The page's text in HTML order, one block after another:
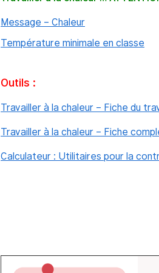
Message – Chaleur
Température minimale en classe
Outils :
Travailler à la chaleur – Fiche du
Travailler à la chaleur – Fiche
Calculateur : Utilitaires pour la